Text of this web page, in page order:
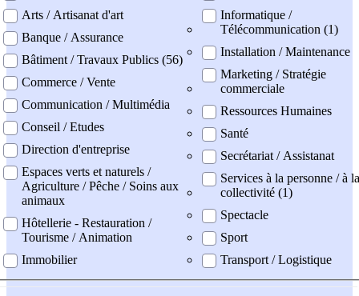
Arts / Artisanat d'art
Banque / Assurance
Bâtiment / Travaux Publics (56)
Commerce / Vente
Communication / Multimédia
Conseil / Etudes
Direction d'entreprise
Espaces verts et naturels /
Agriculture / Pêche / Soins aux
animaux
Hôtellerie - Restauration /
Tourisme / Animation
Immobilier
Informatique /
Télécommunication (1)
Installation / Maintenance
Marketing / Stratégie
commerciale
Ressources Humaines
Santé
Secrétariat / Assistanat
Services à la personne / à la
collectivité (1)
Spectacle
Sport
Transport / Logistique